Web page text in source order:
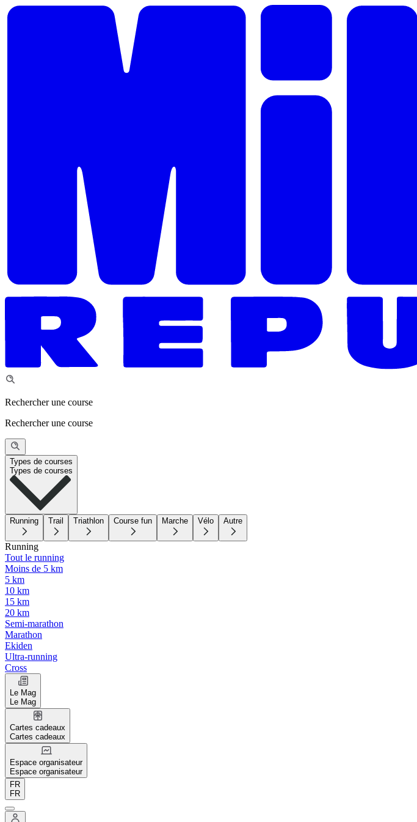
Rechercher une course
Rechercher une course
Types de courses
Types de courses
Running Trail Triathlon Course fun Marche Vélo Autre
Running
Tout le running
Moins de 5 km
5 km
10 km
15 km
20 km
Semi-marathon
Marathon
Ekiden
Ultra-running
Cross
Le Mag
Le Mag
Cartes cadeaux
Cartes cadeaux
Espace organisateur
Espace organisateur
FR
FR